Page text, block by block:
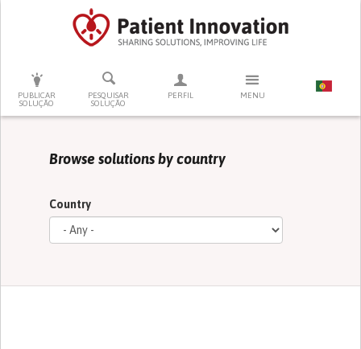
PUBLICAR
SOLUÇÃO
PESQUISAR
SOLUÇÃO
PERFIL MENU
PRESSIONE ENTER PARA PESQUISAR
Browse solutions by country
Country